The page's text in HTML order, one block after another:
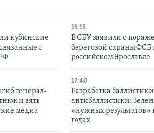
кубинские
с
19:15
В СБУ заявили о
береговой охраны ФСБ
российском Ярославле
генерал-
и зять
медиа
17:40
Разработка
антибаллистики:
«нужных результатов»
годах